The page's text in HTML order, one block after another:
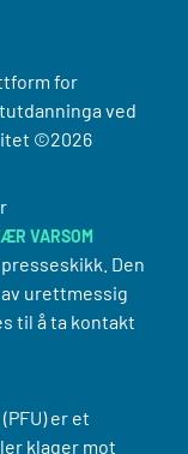
for
ved
©2026
VARSOM
Den
urettmessig
til å ta kontakt
er et
klager mot